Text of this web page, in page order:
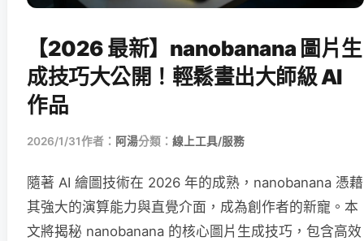
【2026 最新】nanobanana 圖片生
成技巧大公開！輕鬆畫出大師級 AI
作品
2026/1/31作者： 阿湯分類： 線上工具/服務
隨著 AI 繪圖技術在 2026 年的成熟，nanobanana 憑藉
其強大的演算能力與直覺介面，成為創作者的新寵。本
文將揭秘 nanobanana 的核心圖片生成技巧，包含高效